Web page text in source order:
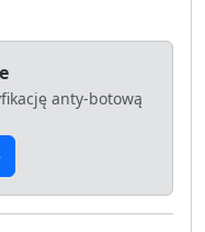
anty-botową